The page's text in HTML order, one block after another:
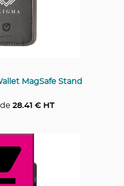
MagSafe Stand
28.41 € HT